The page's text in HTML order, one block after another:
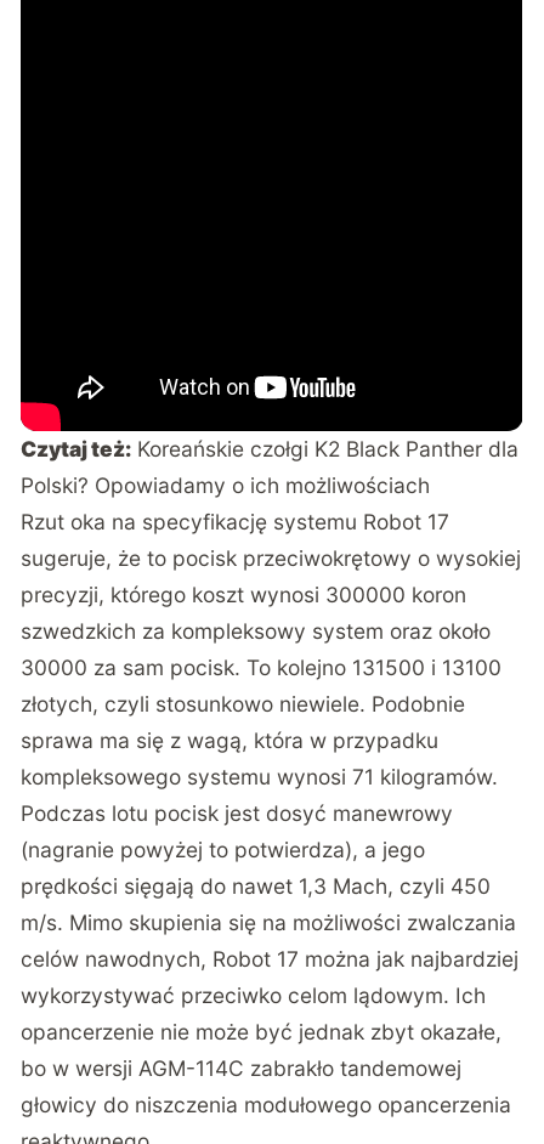
Czytaj też: Koreańskie czołgi K2 Black Panther dla
Polski? Opowiadamy o ich możliwościach
Rzut oka na specyfikację systemu Robot 17
sugeruje, że to pocisk przeciwokrętowy o wysokiej
precyzji, którego koszt wynosi 300000 koron
szwedzkich za kompleksowy system oraz około
30000 za sam pocisk. To kolejno 131500 i 13100
złotych, czyli stosunkowo niewiele. Podobnie
sprawa ma się z wagą, która w przypadku
kompleksowego systemu wynosi 71 kilogramów.
Podczas lotu pocisk jest dosyć manewrowy
(nagranie powyżej to potwierdza), a jego
prędkości sięgają do nawet 1,3 Mach, czyli 450
m/s. Mimo skupienia się na możliwości zwalczania
celów nawodnych, Robot 17 można jak najbardziej
wykorzystywać przeciwko celom lądowym. Ich
opancerzenie nie może być jednak zbyt okazałe,
bo w wersji AGM-114C zabrakło tandemowej
głowicy do niszczenia modułowego opancerzenia